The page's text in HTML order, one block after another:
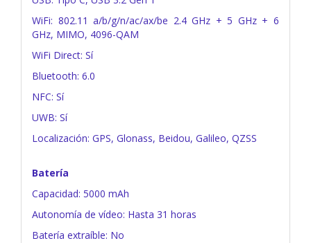
WiFi: 802.11 a/b/g/n/ac/ax/be 2.4 GHz + 5 GHz + 6
GHz, MIMO, 4096-QAM
WiFi Direct: Sí
Bluetooth: 6.0
NFC: Sí
UWB: Sí
Localización: GPS, Glonass, Beidou, Galileo, QZSS
Batería
Capacidad: 5000 mAh
Autonomía de vídeo: Hasta 31 horas
Batería extraíble: No